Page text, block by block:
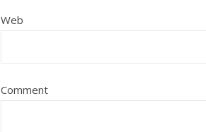
Web
Comment